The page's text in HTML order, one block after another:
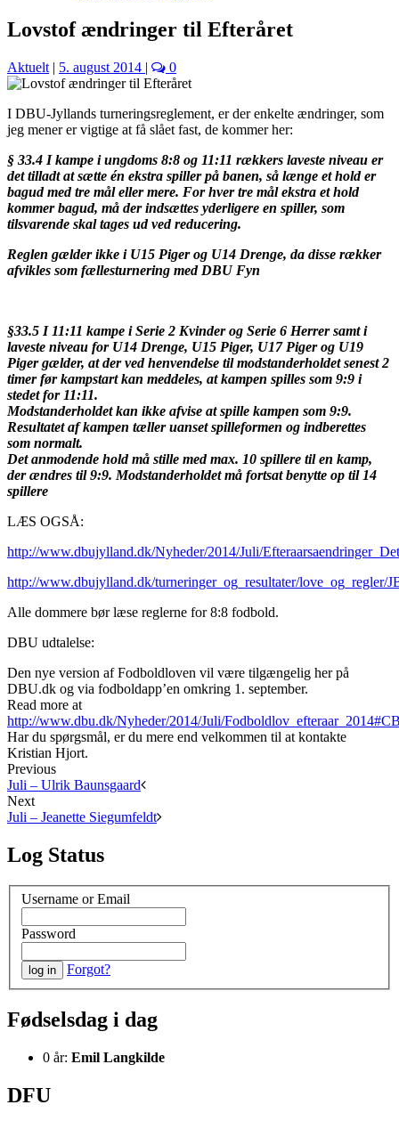
Lovstof ændringer til Efteråret
Aktuelt | 5. august 2014 | 0
I DBU-Jyllands turneringsreglement, er der enkelte ændringer, som
jeg mener er vigtige at få slået fast, de kommer her:
§ 33.4 I kampe i ungdoms 8:8 og 11:11 rækkers laveste niveau er
det tilladt at sætte én ekstra spiller på banen, så længe et hold er
bagud med tre mål eller mere. For hver tre mål ekstra et hold
kommer bagud, må der indsættes yderligere en spiller, som
tilsvarende skal tages ud ved reducering.
Reglen gælder ikke i U15 Piger og U14 Drenge, da disse rækker
afvikles som fællesturnering med DBU Fyn
§33.5 I 11:11 kampe i Serie 2 Kvinder og Serie 6 Herrer samt i
laveste niveau for U14 Drenge, U15 Piger, U17 Piger og U19
Piger gælder, at der ved henvendelse til modstanderholdet senest 2
timer før kampstart kan meddeles, at kampen spilles som 9:9 i
stedet for 11:11.
Modstanderholdet kan ikke afvise at spille kampen som 9:9.
Resultatet af kampen tæller uanset spilleformen og indberettes
som normalt.
Det anmodende hold må stille med max. 10 spillere til en kamp,
der ændres til 9:9. Modstanderholdet må fortsat benytte op til 14
spillere
LÆS OGSÅ:
http://www.dbujylland.dk/Nyheder/2014/Juli/
http://www.dbujylland.dk/turneringer_og_resultater/
Alle dommere bør læse reglerne for 8:8 fodbold.
DBU udtalelse:
Den nye version af Fodboldloven vil være tilgængelig her på
DBU.dk og via fodboldapp’en omkring 1. september.
Read more at
http://www.dbu.dk/Nyheder/2014/Juli/
Har du spørgsmål, er du mere end velkommen til at kontakte
Kristian Hjort.
Previous
Juli – Ulrik Baunsgaard
Next
Juli – Jeanette Siegumfeldt
Log Status
Username or Email
Password
Forgot?
Fødselsdag i dag
0 år: Emil Langkilde
DFU